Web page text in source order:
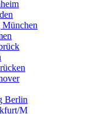
Berlin
M